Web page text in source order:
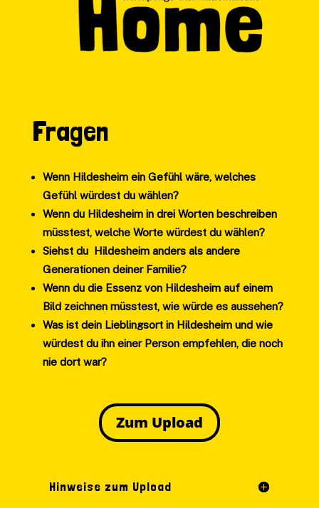
Fragen
Wenn Hildesheim ein Gefühl wäre, welches
Gefühl würdest du wählen?
Wenn du Hildesheim in drei Worten beschreiben
müsstest, welche Worte würdest du wählen?
Siehst du Hildesheim anders als andere
Generationen deiner Familie?
Wenn du die Essenz von Hildesheim auf einem
Bild zeichnen müsstest, wie würde es aussehen?
Was ist dein Lieblingsort in Hildesheim und wie
würdest du ihn einer Person empfehlen, die noch
nie dort war?
Zum Upload
Hinweise zum Upload